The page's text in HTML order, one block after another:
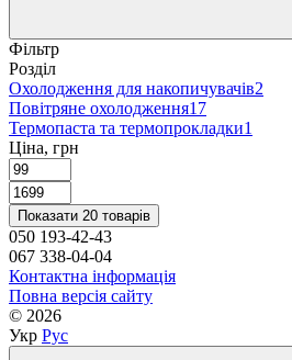
Фільтр
Розділ
Охолодження для накопичувачів2
Повітряне охолодження17
Термопаста та термопрокладки1
Ціна, грн
Показати 20 товарів
050 193-42-43
067 338-04-04
Контактна інформація
Повна версія сайту
© 2026
Укр Рус